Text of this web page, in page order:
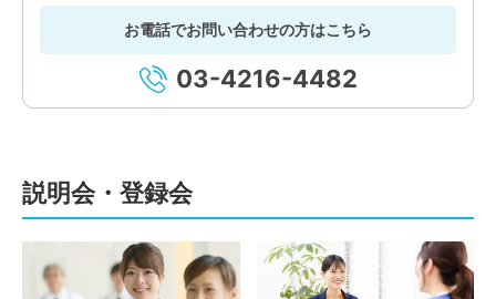
お電話でお問い合わせの方はこちら
03-4216-4482
説明会・登録会